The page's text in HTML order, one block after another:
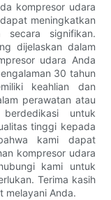
kompresor udara
meningkatkan
secara signifikan.
dijelaskan dalam
udara Anda
30 tahun
keahlian dan
perawatan atau
untuk
tinggi kepada
kami dapat
kompresor udara
kami untuk
Terima kasih
melayani Anda.